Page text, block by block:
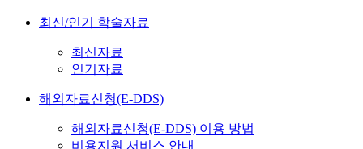
최신/인기 학술자료
최신자료
인기자료
해외자료신청(E-DDS)
해외자료신청(E-DDS) 이용 방법
비용지원 서비스 안내